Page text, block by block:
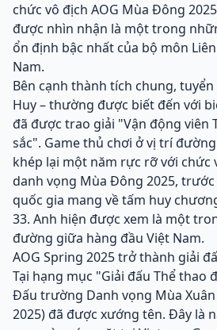
chức vô địch AOG Mùa Đông
được nhìn nhận là một trong
ổn định bậc nhất của bộ môn
Nam.
Bên cạnh thành tích chung,
Huy – thường được biết đến với
đã được trao giải "Vận động viên
sắc". Game thủ chơi ở vị trí đường
khép lại một năm rực rỡ với
danh vọng Mùa Đông 2025,
quốc gia mang về tấm huy
33. Anh hiện được xem là một
đường giữa hàng đầu Việt Nam.
AOG Spring 2025 trở thành giải
Tại hạng mục "Giải đấu Thể thao
Đấu trường Danh vọng Mùa Xuân
2025) đã được xướng tên. Đây là